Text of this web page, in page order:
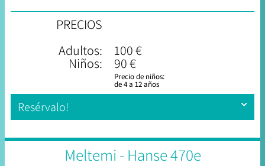
PRECIOS
Adultos:
Niños:
100 €
90 €
Precio de niños:
de 4 a 12 años
Resérvalo!
Meltemi - Hanse 470e